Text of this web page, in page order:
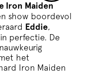
Iron Maiden
show boordevol
Eddie,
perfectie. De
het
Iron Maiden